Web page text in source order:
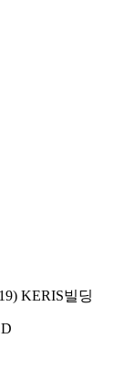
KERIS빌딩